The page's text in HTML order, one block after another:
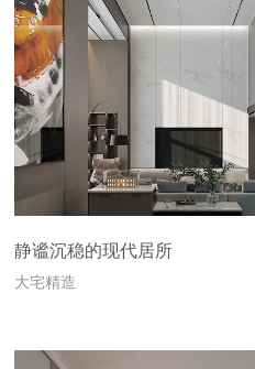
静谧沉稳的现代居所
大宅精造